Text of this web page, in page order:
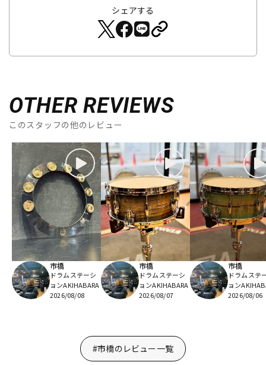
シェアする
OTHER REVIEWS
このスタッフの他のレビュー
市橋
ドラムステーシ
ョンAKIHABARA
2026/08/08
市橋
ドラムステーシ
ョンAKIHABARA
2026/08/07
市橋
ドラムステ
ョン
2026/08/06
#市橋のレビュー一覧